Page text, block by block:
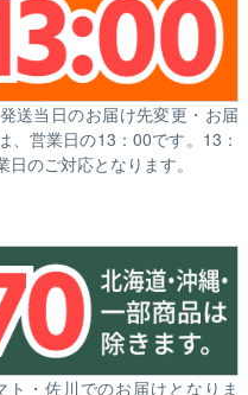
送当日のお届け先変更・お届
、営業日の13：00です。13：
のご対応となります。
・佐川でのお届けとなりま